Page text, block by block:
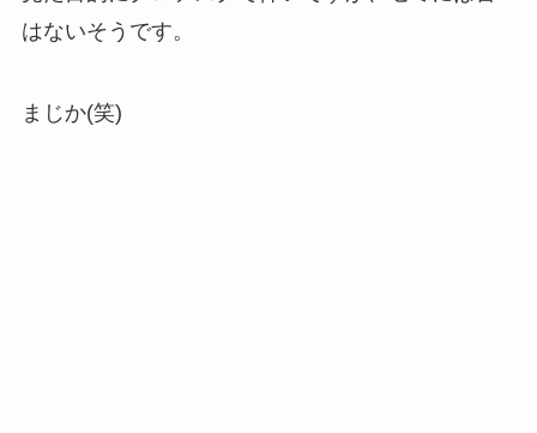
はないそうです。
まじか(笑)